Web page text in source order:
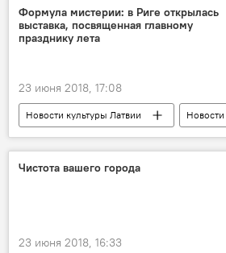
НАТО
Национальные
Twitter
учения союзники
Формула мистерии: в Риге открылась
выставка, посвященная главному
празднику лета
23 июня 2018, 17:08
Новости культуры Латвии
Лиго
Латвия Рига
Чистота вашего города
23 июня 2018, 16:33